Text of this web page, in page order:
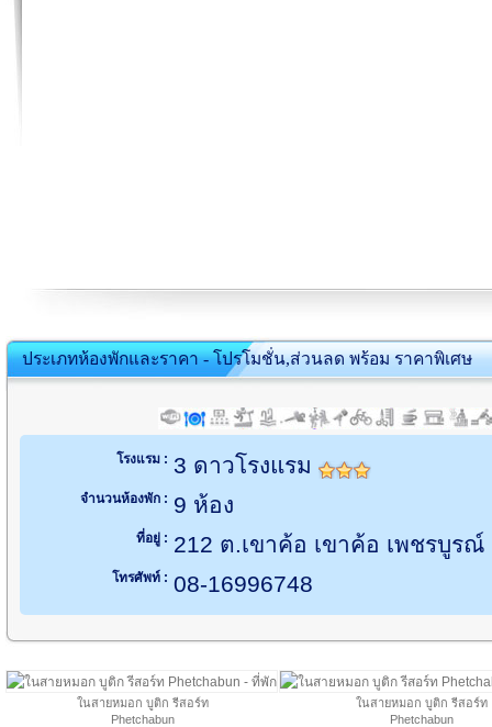
ประเภทห้องพักและราคา - โปรโมชั่น,ส่วนลด พร้อม ราคาพิเศษ
โรงแรม : 3 ดาวโรงแรม
จำนวนห้องพัก : 9 ห้อง
ที่อยู่ : 212 ต.เขาค้อ เขาค้อ เพชรบูรณ์
โทรศัพท์ : 08-16996748
ในสายหมอก บูติก รีสอร์ท
Phetchabun
ในสายหมอก บูติก รีสอร์ท
Phetchabun